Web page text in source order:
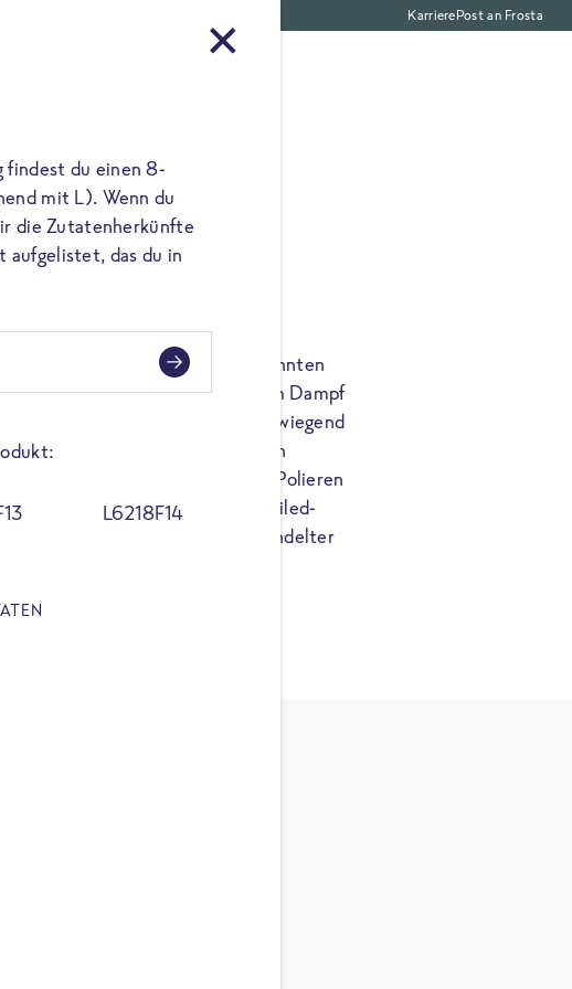
KarrierePost an Frosta
von FRoSTA ist mit dem sogenannten
behandelt. Mithilfe von heißem Dampf
und Mineralstoffe, die vorwiegend
Reis enthalten sind, in das Korn
sie auch nach dem Schälen und Polieren
erhalten. Dadurch hat Parboiled-
Nährstoffe als herkömmlich behandelter
findest du einen 8-
mit L). Wenn du
die Zutatenherkünfte
aufgelistet, das du in
L6218F14